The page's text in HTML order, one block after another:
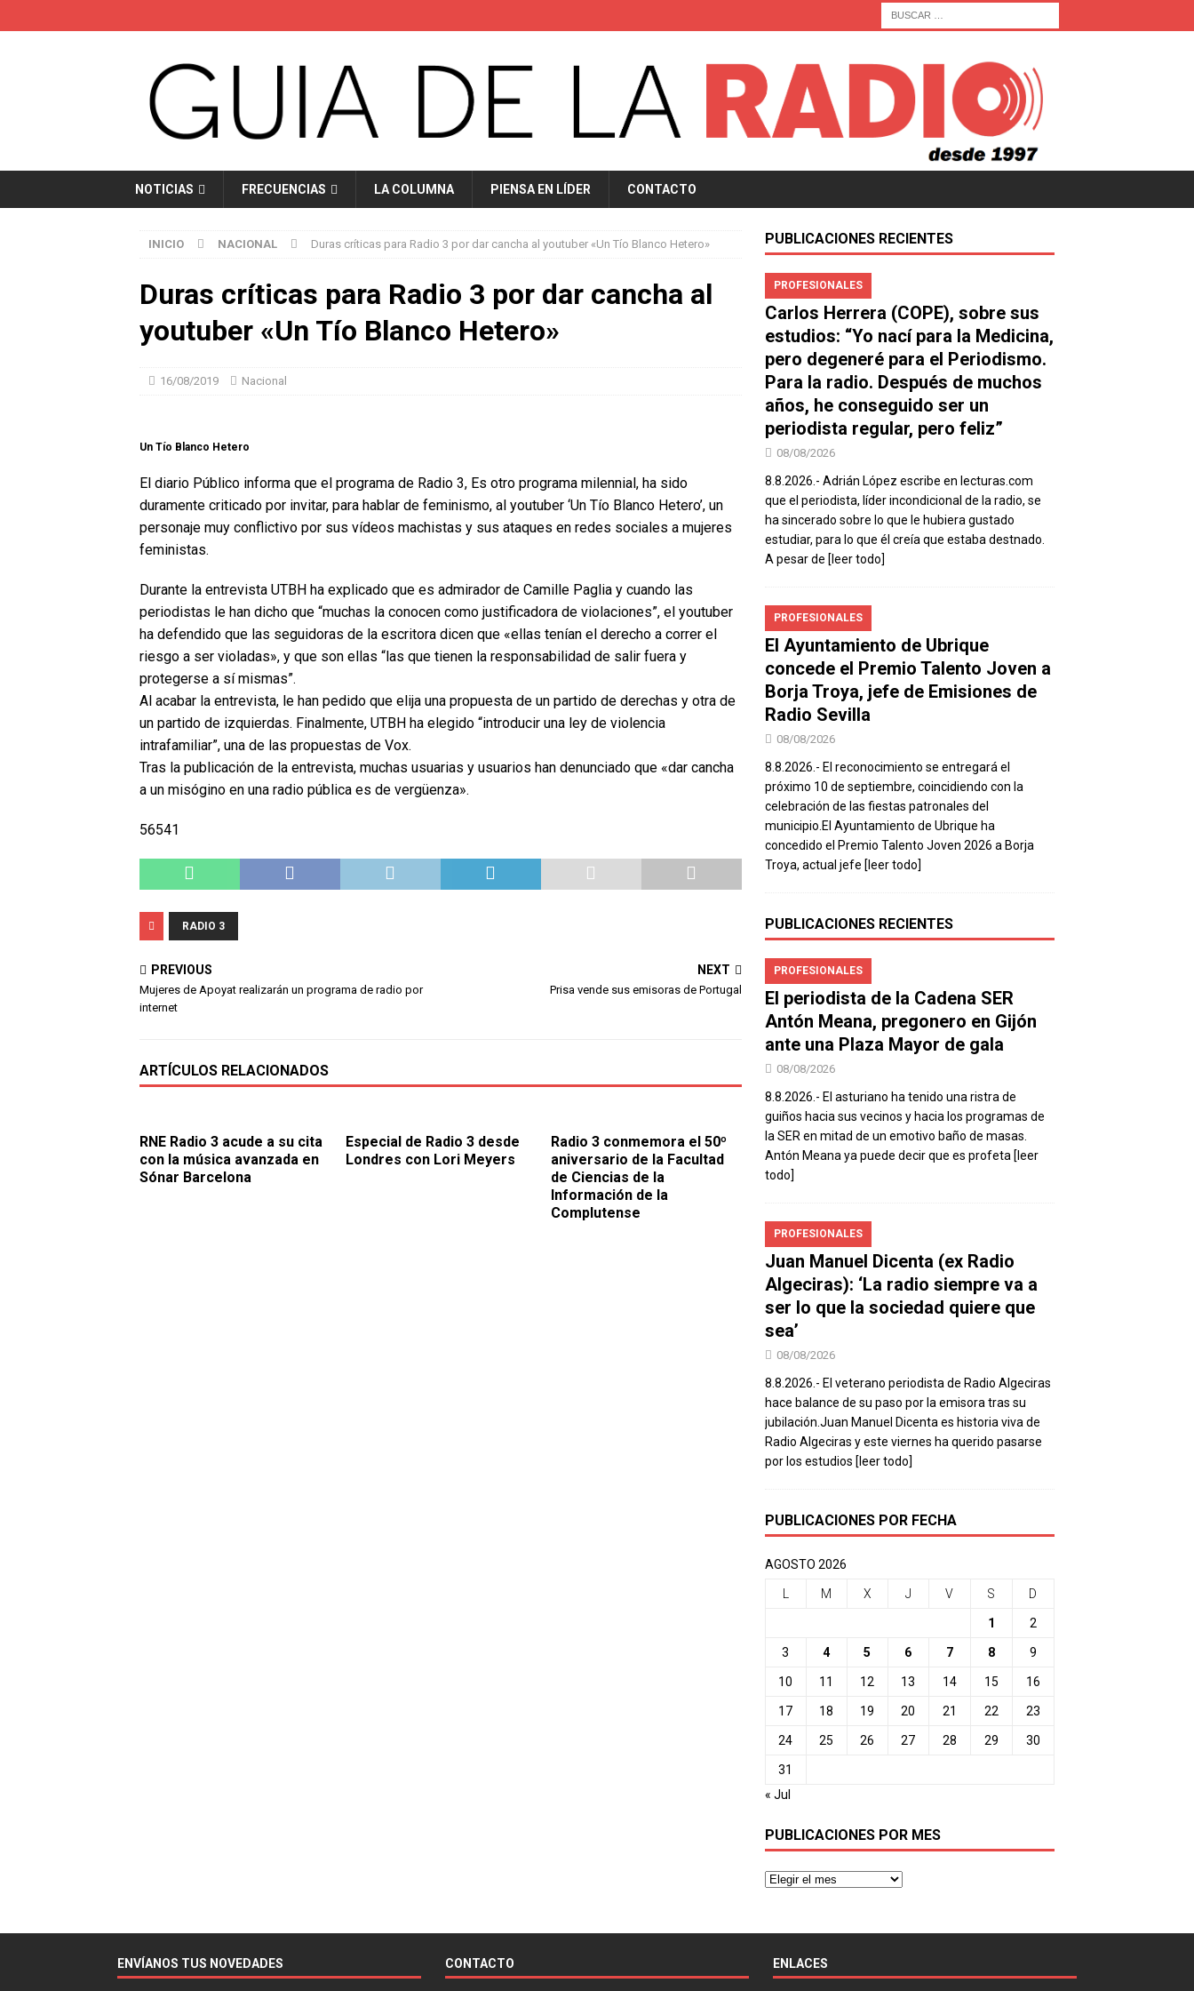
NOTICIAS FRECUENCIAS LA COLUMNA PIENSA EN LÍDER CONTACTO
INICIO NACIONAL Duras críticas para Radio 3 por dar cancha al youtuber «Un Tío Blanco Hetero»
Duras críticas para Radio 3 por dar cancha al
youtuber «Un Tío Blanco Hetero»
16/08/2019 Nacional
Un Tío Blanco Hetero
El diario Público informa que el programa de Radio 3, Es otro programa milennial, ha sido
duramente criticado por invitar, para hablar de feminismo, al youtuber ‘Un Tío Blanco Hetero’, un
personaje muy conflictivo por sus vídeos machistas y sus ataques en redes sociales a mujeres
feministas.
Durante la entrevista UTBH ha explicado que es admirador de Camille Paglia y cuando las
periodistas le han dicho que “muchas la conocen como justificadora de violaciones”, el youtuber
ha defendido que las seguidoras de la escritora dicen que «ellas tenían el derecho a correr el
riesgo a ser violadas», y que son ellas “las que tienen la responsabilidad de salir fuera y
protegerse a sí mismas”.
Al acabar la entrevista, le han pedido que elija una propuesta de un partido de derechas y otra de
un partido de izquierdas. Finalmente, UTBH ha elegido “introducir una ley de violencia
intrafamiliar”, una de las propuestas de Vox.
Tras la publicación de la entrevista, muchas usuarias y usuarios han denunciado que «dar cancha
a un misógino en una radio pública es de vergüenza».
56541
RADIO 3
PREVIOUS
Mujeres de Apoyat realizarán un programa de radio por
internet
NEXT
Prisa vende sus emisoras de Portugal
ARTÍCULOS RELACIONADOS
RNE Radio 3 acude a su cita
con la música avanzada en
Sónar Barcelona
Especial de Radio 3 desde
Londres con Lori Meyers
Radio 3 conmemora el 50º
aniversario de la Facultad
de Ciencias de la
Información de la
Complutense
PUBLICACIONES RECIENTES
PROFESIONALES
Carlos Herrera (COPE), sobre sus
estudios: “Yo nací para la Medicina,
pero degeneré para el Periodismo.
Para la radio. Después de muchos
años, he conseguido ser un
periodista regular, pero feliz”
08/08/2026
8.8.2026.- Adrián López escribe en lecturas.com
que el periodista, líder incondicional de la radio, se
ha sincerado sobre lo que le hubiera gustado
estudiar, para lo que él creía que estaba destnado.
A pesar de [leer todo]
PROFESIONALES
El Ayuntamiento de Ubrique
concede el Premio Talento Joven a
Borja Troya, jefe de Emisiones de
Radio Sevilla
08/08/2026
8.8.2026.- El reconocimiento se entregará el
próximo 10 de septiembre, coincidiendo con la
celebración de las fiestas patronales del
municipio.El Ayuntamiento de Ubrique ha
concedido el Premio Talento Joven 2026 a Borja
Troya, actual jefe [leer todo]
PUBLICACIONES RECIENTES
PROFESIONALES
El periodista de la Cadena SER
Antón Meana, pregonero en Gijón
ante una Plaza Mayor de gala
08/08/2026
8.8.2026.- El asturiano ha tenido una ristra de
guiños hacia sus vecinos y hacia los programas de
la SER en mitad de un emotivo baño de masas.
Antón Meana ya puede decir que es profeta [leer
todo]
PROFESIONALES
Juan Manuel Dicenta (ex Radio
Algeciras): ‘La radio siempre va a
ser lo que la sociedad quiere que
sea’
08/08/2026
8.8.2026.- El veterano periodista de Radio Algeciras
hace balance de su paso por la emisora tras su
jubilación.Juan Manuel Dicenta es historia viva de
Radio Algeciras y este viernes ha querido pasarse
por los estudios [leer todo]
PUBLICACIONES POR FECHA
AGOSTO 2026
L M X J V S D
1 2
3 4 5 6 7 8 9
10 11 12 13 14 15 16
17 18 19 20 21 22 23
24 25 26 27 28 29 30
31
« Jul
PUBLICACIONES POR MES
ENVÍANOS TUS NOVEDADES CONTACTO ENLACES